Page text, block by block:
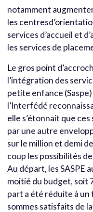
notamment
les
services d’accueil et
les services de
Le gros point
l’intégration des
petite enfance
l’Interfédé
elle s’étonnait que
par une autre
sur le million et demi de
coup les possibilités
Au départ, les SASPE
moitié du budget, soit
part a été réduite à
sommes satisfaits de